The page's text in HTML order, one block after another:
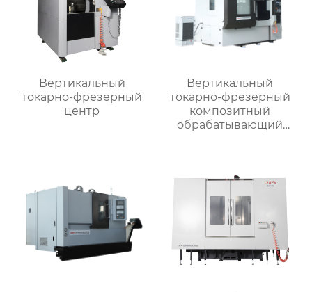
Вертикальный
токарно-фрезерный
центр
Вертикальный
токарно-фрезерный
композитный
обрабатывающий